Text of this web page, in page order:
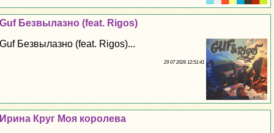
Guf Безвылазно (feat. Rigos)
Guf Безвылазно (feat. Rigos)...
29 07 2026 12:51:41
Ирина Круг Моя королева